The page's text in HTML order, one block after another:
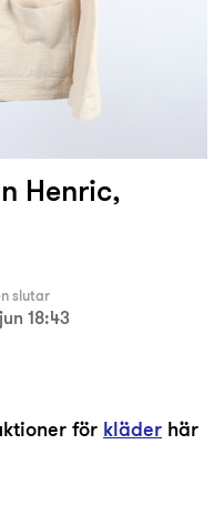
Henric,
slutar
18:43
för kläder här